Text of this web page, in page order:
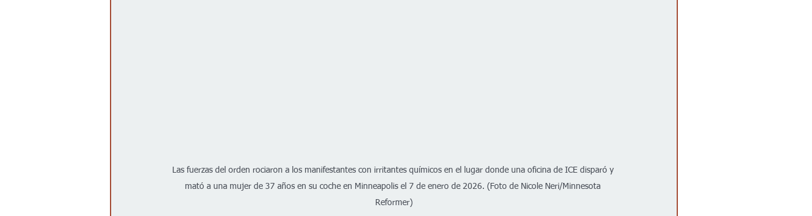
Las fuerzas del orden rociaron a los manifestantes con irritantes químicos en el lugar donde una oficina de ICE disparó y
mató a una mujer de 37 años en su coche en Minneapolis el 7 de enero de 2026. (Foto de Nicole Neri/Minnesota
Reformer)